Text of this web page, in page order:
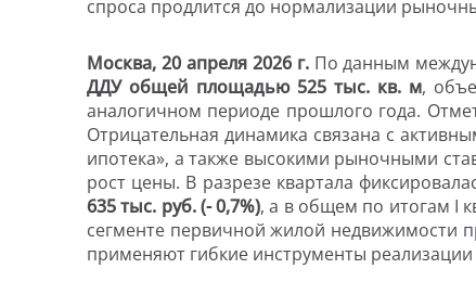
спроса продлится до нормализации
Москва, 20 апреля 2026 г. По данным
ДДУ общей площадью 525 тыс. кв. м,
аналогичном периоде прошлого года.
Отрицательная динамика связана с
ипотека», а также высокими рыночными
рост цены. В разрезе квартала
635 тыс. руб. (- 0,7%), а в общем по итогам I
сегменте первичной жилой недвижимости
применяют гибкие инструменты